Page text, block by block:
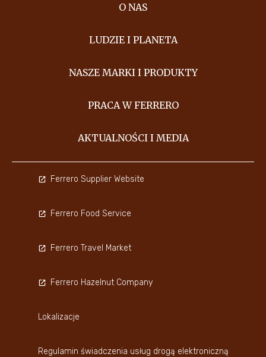
O NAS
LUDZIE I PLANETA
NASZE MARKI I PRODUKTY
PRACA W FERRERO
AKTUALNOŚCI I MEDIA
Ferrero Supplier Website
Ferrero Food Service
Ferrero Travel Market
Ferrero Hazelnut Company
Lokalizacje
Regulamin świadczenia usług drogą elektroniczną